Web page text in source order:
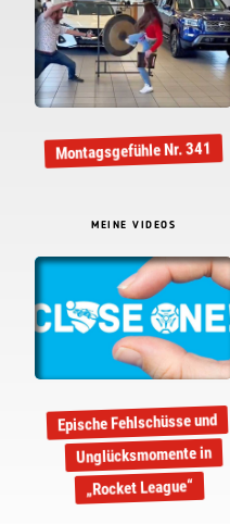
Montagsgefühle Nr. 341
MEINE VIDEOS
Epische Fehlschüsse und
Unglücksmomente in
„Rocket League“